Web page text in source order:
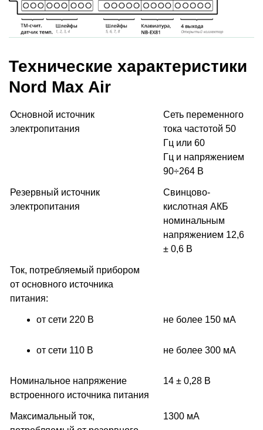
Технические характеристики
Nord Max Air
Основной источник
электропитания
Сеть переменного
тока частотой 50
Гц или 60
Гц и напряжением
90÷264 В
Резервный источник
электропитания
Свинцово-
кислотная АКБ
номинальным
напряжением 12,6
± 0,6 В
Ток, потребляемый прибором
от основного источника
питания:
от сети 220 В не более 150 мА
от сети 110 В не более 300 мА
Номинальное напряжение
встроенного источника питания
14 ± 0,28 В
Максимальный ток,
1300 мА